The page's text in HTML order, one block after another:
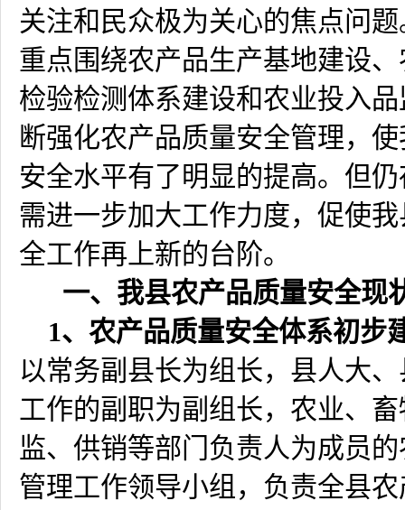
关注和民众极为关心的焦点问
重点围绕农产品生产基地建设
检验检测体系建设和农业投入
断强化农产品质量安全管理，
安全水平有了明显的提高。但
需进一步加大工作力度，促使
全工作再上新的台阶。
一、我县农产品质量安全现
1、农产品质量安全体系初步
以常务副县长为组长，县人大
工作的副职为副组长，农业、
监、供销等部门负责人为成员
管理工作领导小组，负责全县